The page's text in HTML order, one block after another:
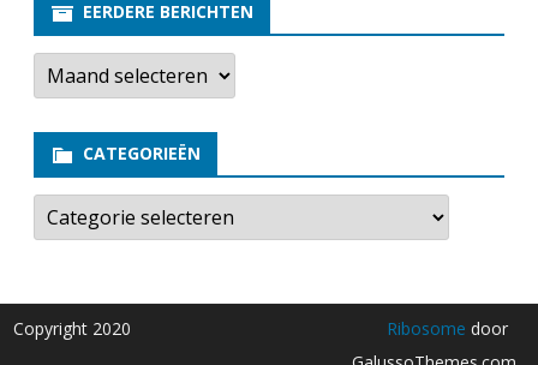
EERDERE BERICHTEN
E
r
e
e
b
r
t
e
CATEGORIEËN
C
t
o
r
i
Copyright 2020 Ribosome door